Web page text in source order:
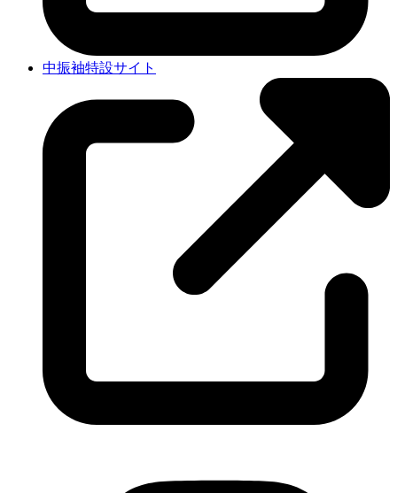
中振袖特設サイト